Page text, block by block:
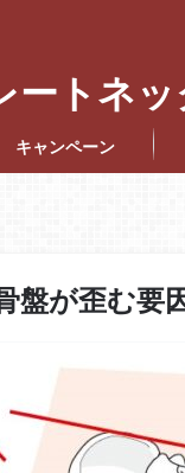
ートネ
キャンペーン
盤が歪む